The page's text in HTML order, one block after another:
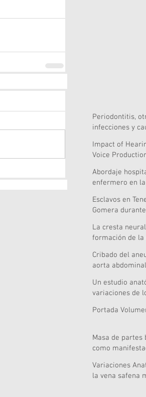
Periodontitis,
infecciones y
Impact of
Voice
Acoustic and
Evidence
Abordaje
enfermero en
Salud de
Esclavos en
Gomera
La cresta
formación de la
clínica y nuevas
perspectivas
genómicas y
Cribado del
aorta
pendiente
Un estudio
variaciones de
Portada
Masa de partes
como
Variaciones
la vena safena